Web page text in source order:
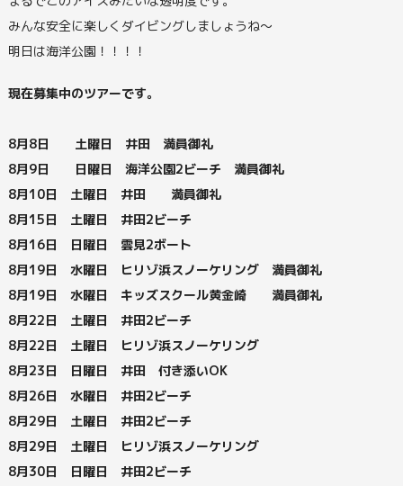
みんな安全に楽しくダイビングしましょうね～
明日は海洋公園！！！！
現在募集中のツアーです。
8月8日 土曜日 井田 満員御礼
8月9日 日曜日 海洋公園2ビーチ 満員御礼
8月10日 土曜日 井田 満員御礼
8月15日 土曜日 井田2ビーチ
8月16日 日曜日 雲見2ボート
8月19日 水曜日 ヒリゾ浜スノーケリング 満員御礼
8月19日 水曜日 キッズスクール黄金崎 満員御礼
8月22日 土曜日 井田2ビーチ
8月22日 土曜日 ヒリゾ浜スノーケリング
8月23日 日曜日 井田 付き添いOK
8月26日 水曜日 井田2ビーチ
8月29日 土曜日 井田2ビーチ
8月29日 土曜日 ヒリゾ浜スノーケリング
8月30日 日曜日 井田2ビーチ